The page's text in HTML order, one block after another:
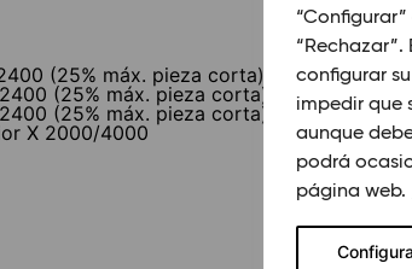
configurar
impedir que
aunque
podrá
página web.
(25% máx. pieza corta)
(25% máx. pieza corta)
(25% máx. pieza corta)
X 2000/4000